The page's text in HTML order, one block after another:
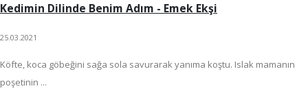
Kedimin Dilinde Benim Adım - Emek Ekşi
25.03.2021
Köfte, koca göbeğini sağa sola savurarak yanıma koştu. Islak mamanın
poşetinin ...